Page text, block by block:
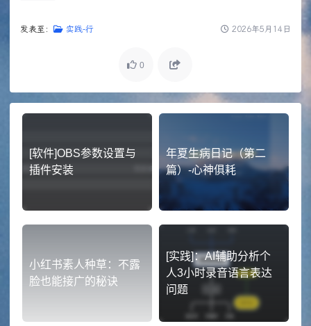
发表至： 实践-行 2026年5月14日
0
[软件]OBS参数设置与
插件安装
年夏生病日记（第二
篇）-心神俱耗
小红书素人种草：不露
脸也能接广的秘诀
[实践]：AI辅助分析个
人3小时录音语言表达
问题